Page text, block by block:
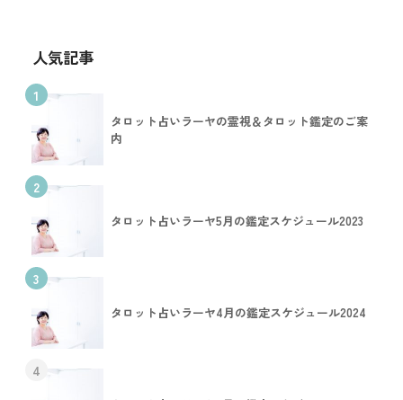
人気記事
1
タロット占いラーヤの霊視＆タロット鑑定のご案
内
2
タロット占いラーヤ5月の鑑定スケジュール2023
3
タロット占いラーヤ4月の鑑定スケジュール2024
4